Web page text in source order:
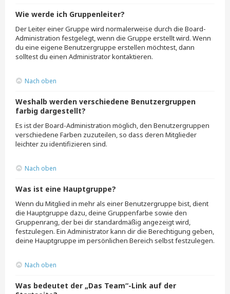
Wie werde ich Gruppenleiter?
Der Leiter einer Gruppe wird normalerweise durch die Board-
Administration festgelegt, wenn die Gruppe erstellt wird. Wenn
du eine eigene Benutzergruppe erstellen möchtest, dann
solltest du einen Administrator kontaktieren.
Nach oben
Weshalb werden verschiedene Benutzergruppen
farbig dargestellt?
Es ist der Board-Administration möglich, den Benutzergruppen
verschiedene Farben zuzuteilen, so dass deren Mitglieder
leichter zu identifizieren sind.
Nach oben
Was ist eine Hauptgruppe?
Wenn du Mitglied in mehr als einer Benutzergruppe bist, dient
die Hauptgruppe dazu, deine Gruppenfarbe sowie den
Gruppenrang, der bei dir standardmäßig angezeigt wird,
festzulegen. Ein Administrator kann dir die Berechtigung geben,
deine Hauptgruppe im persönlichen Bereich selbst festzulegen.
Nach oben
Was bedeutet der „Das Team“-Link auf der